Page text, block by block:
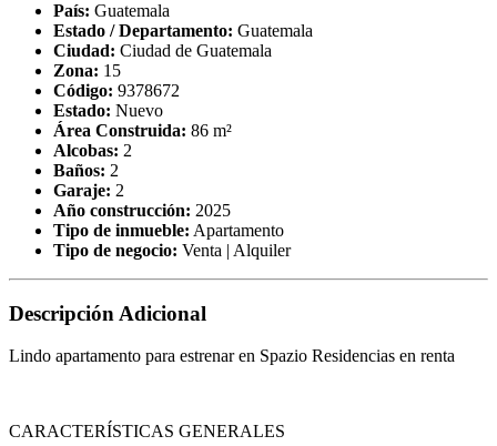
País: Guatemala
Estado / Departamento: Guatemala
Ciudad: Ciudad de Guatemala
Zona: 15
Código: 9378672
Estado: Nuevo
Área Construida: 86 m²
Alcobas: 2
Baños: 2
Garaje: 2
Año construcción: 2025
Tipo de inmueble: Apartamento
Tipo de negocio: Venta | Alquiler
Descripción Adicional
Lindo apartamento para estrenar en Spazio Residencias en renta
CARACTERÍSTICAS GENERALES